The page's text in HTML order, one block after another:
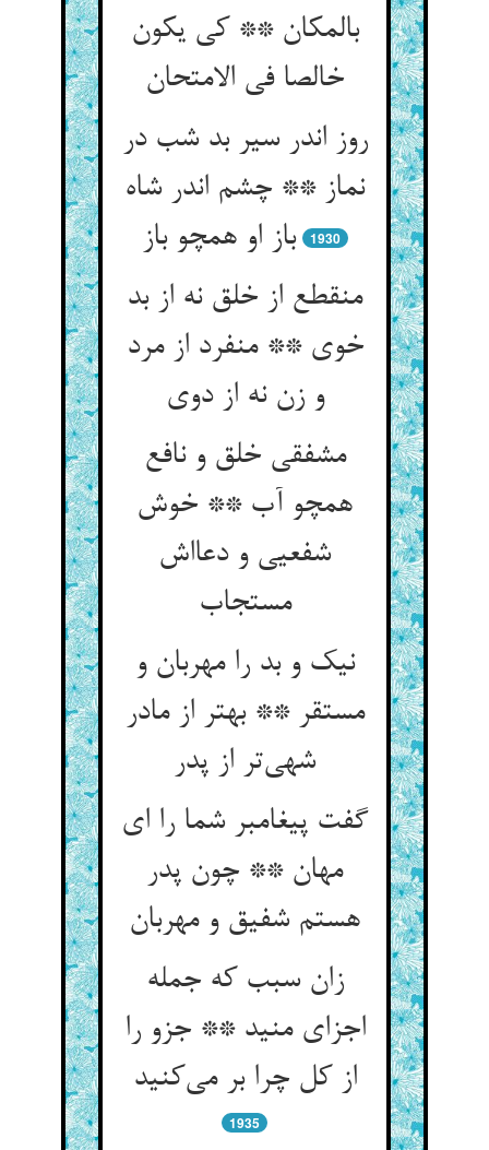
بالمکان ** کی یکون
خالصا فی الامتحان
روز اندر سیر بد شب در
نماز ** چشم اندر شاه
باز او همچو باز
1930
منقطع از خلق نه از بد
خوی ** منفرد از مرد
و زن نه از دوی
مشفقی خلق و نافع
همچو آب ** خوش
شفعیی و دعااش
مستجاب
نیک و بد را مهربان و
مستقر ** بهتر از مادر
شهی‌تر از پدر
گفت پیغامبر شما را ای
مهان ** چون پدر
هستم شفیق و مهربان
زان سبب که جمله
اجزای منید ** جزو را
از کل چرا بر می‌کنید
1935